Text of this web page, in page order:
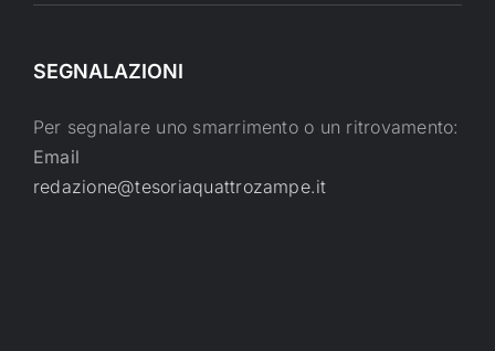
SEGNALAZIONI
Per segnalare uno smarrimento o un ritrovamento:
Email
redazione@tesoriaquattrozampe.it